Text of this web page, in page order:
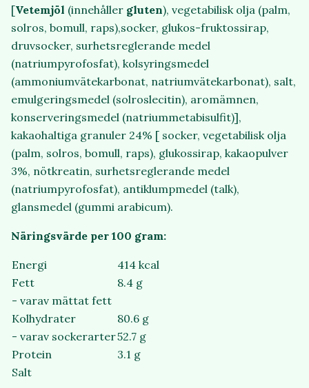
[Vetemjöl (innehåller gluten), vegetabilisk olja (palm,
solros, bomull, raps),socker, glukos-fruktossirap,
druvsocker, surhetsreglerande medel
(natriumpyrofosfat), kolsyringsmedel
(ammoniumvätekarbonat, natriumvätekarbonat), salt,
emulgeringsmedel (solroslecitin), aromämnen,
konserveringsmedel (natriummetabisulfit)],
kakaohaltiga granuler 24% [ socker, vegetabilisk olja
(palm, solros, bomull, raps), glukossirap, kakaopulver
3%, nötkreatin, surhetsreglerande medel
(natriumpyrofosfat), antiklumpmedel (talk),
glansmedel (gummi arabicum).
Näringsvärde per 100 gram:
Energi
414 kcal
Fett
8.4 g
- varav mättat fett
Kolhydrater
80.6 g
- varav sockerarter52.7 g
Protein
3.1 g
Salt